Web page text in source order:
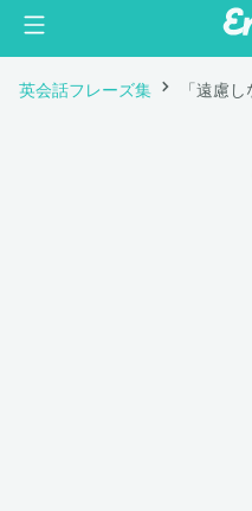
英会話フレーズ集